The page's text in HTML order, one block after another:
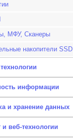
МФУ, Сканеры
накопители SSD
информации
и хранение данных
и веб-технологии